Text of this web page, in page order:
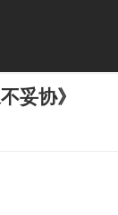
妥协》